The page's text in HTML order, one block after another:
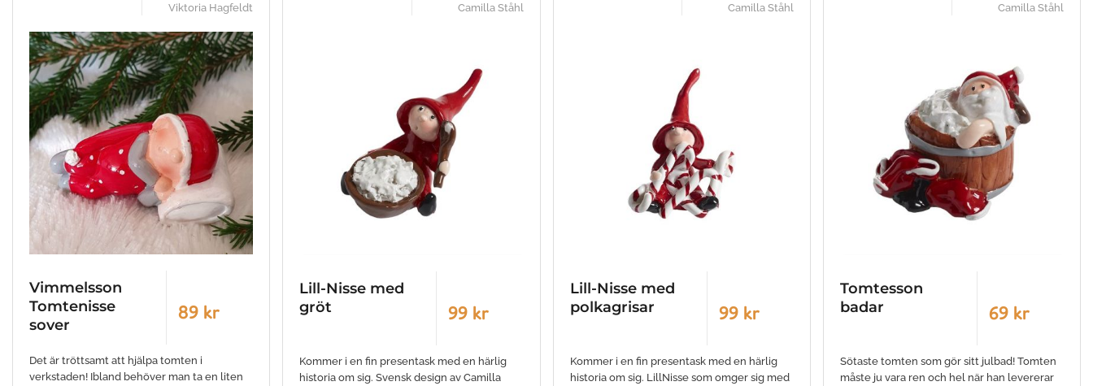
Viktoria Hagfeldt
Vimmelsson
Tomtenisse
sover
89 kr
Det är tröttsamt att hjälpa tomten i
verkstaden! Ibland behöver man ta en liten
Camilla Ståhl
Lill-Nisse med
gröt
99 kr
Kommer i en fin presentask med en härlig
historia om sig. Svensk design av Camilla
Camilla Ståhl
Lill-Nisse med
polkagrisar
99 kr
Kommer i en fin presentask med en härlig
historia om sig. LillNisse som omger sig med
Camilla Ståhl
Tomtesson
badar
69 kr
Sötaste tomten som gör sitt julbad! Tomten
måste ju vara ren och hel när han levererar